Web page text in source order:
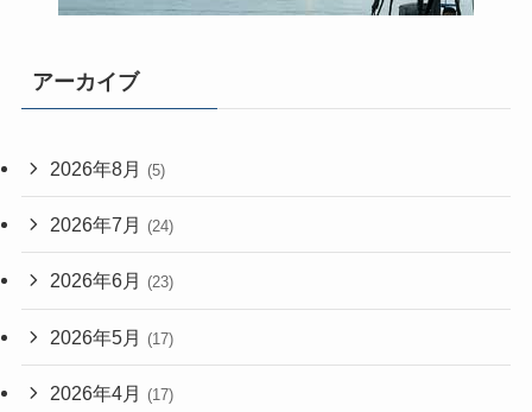
アーカイブ
2026年8月 (5)
2026年7月 (24)
2026年6月 (23)
2026年5月 (17)
2026年4月 (17)